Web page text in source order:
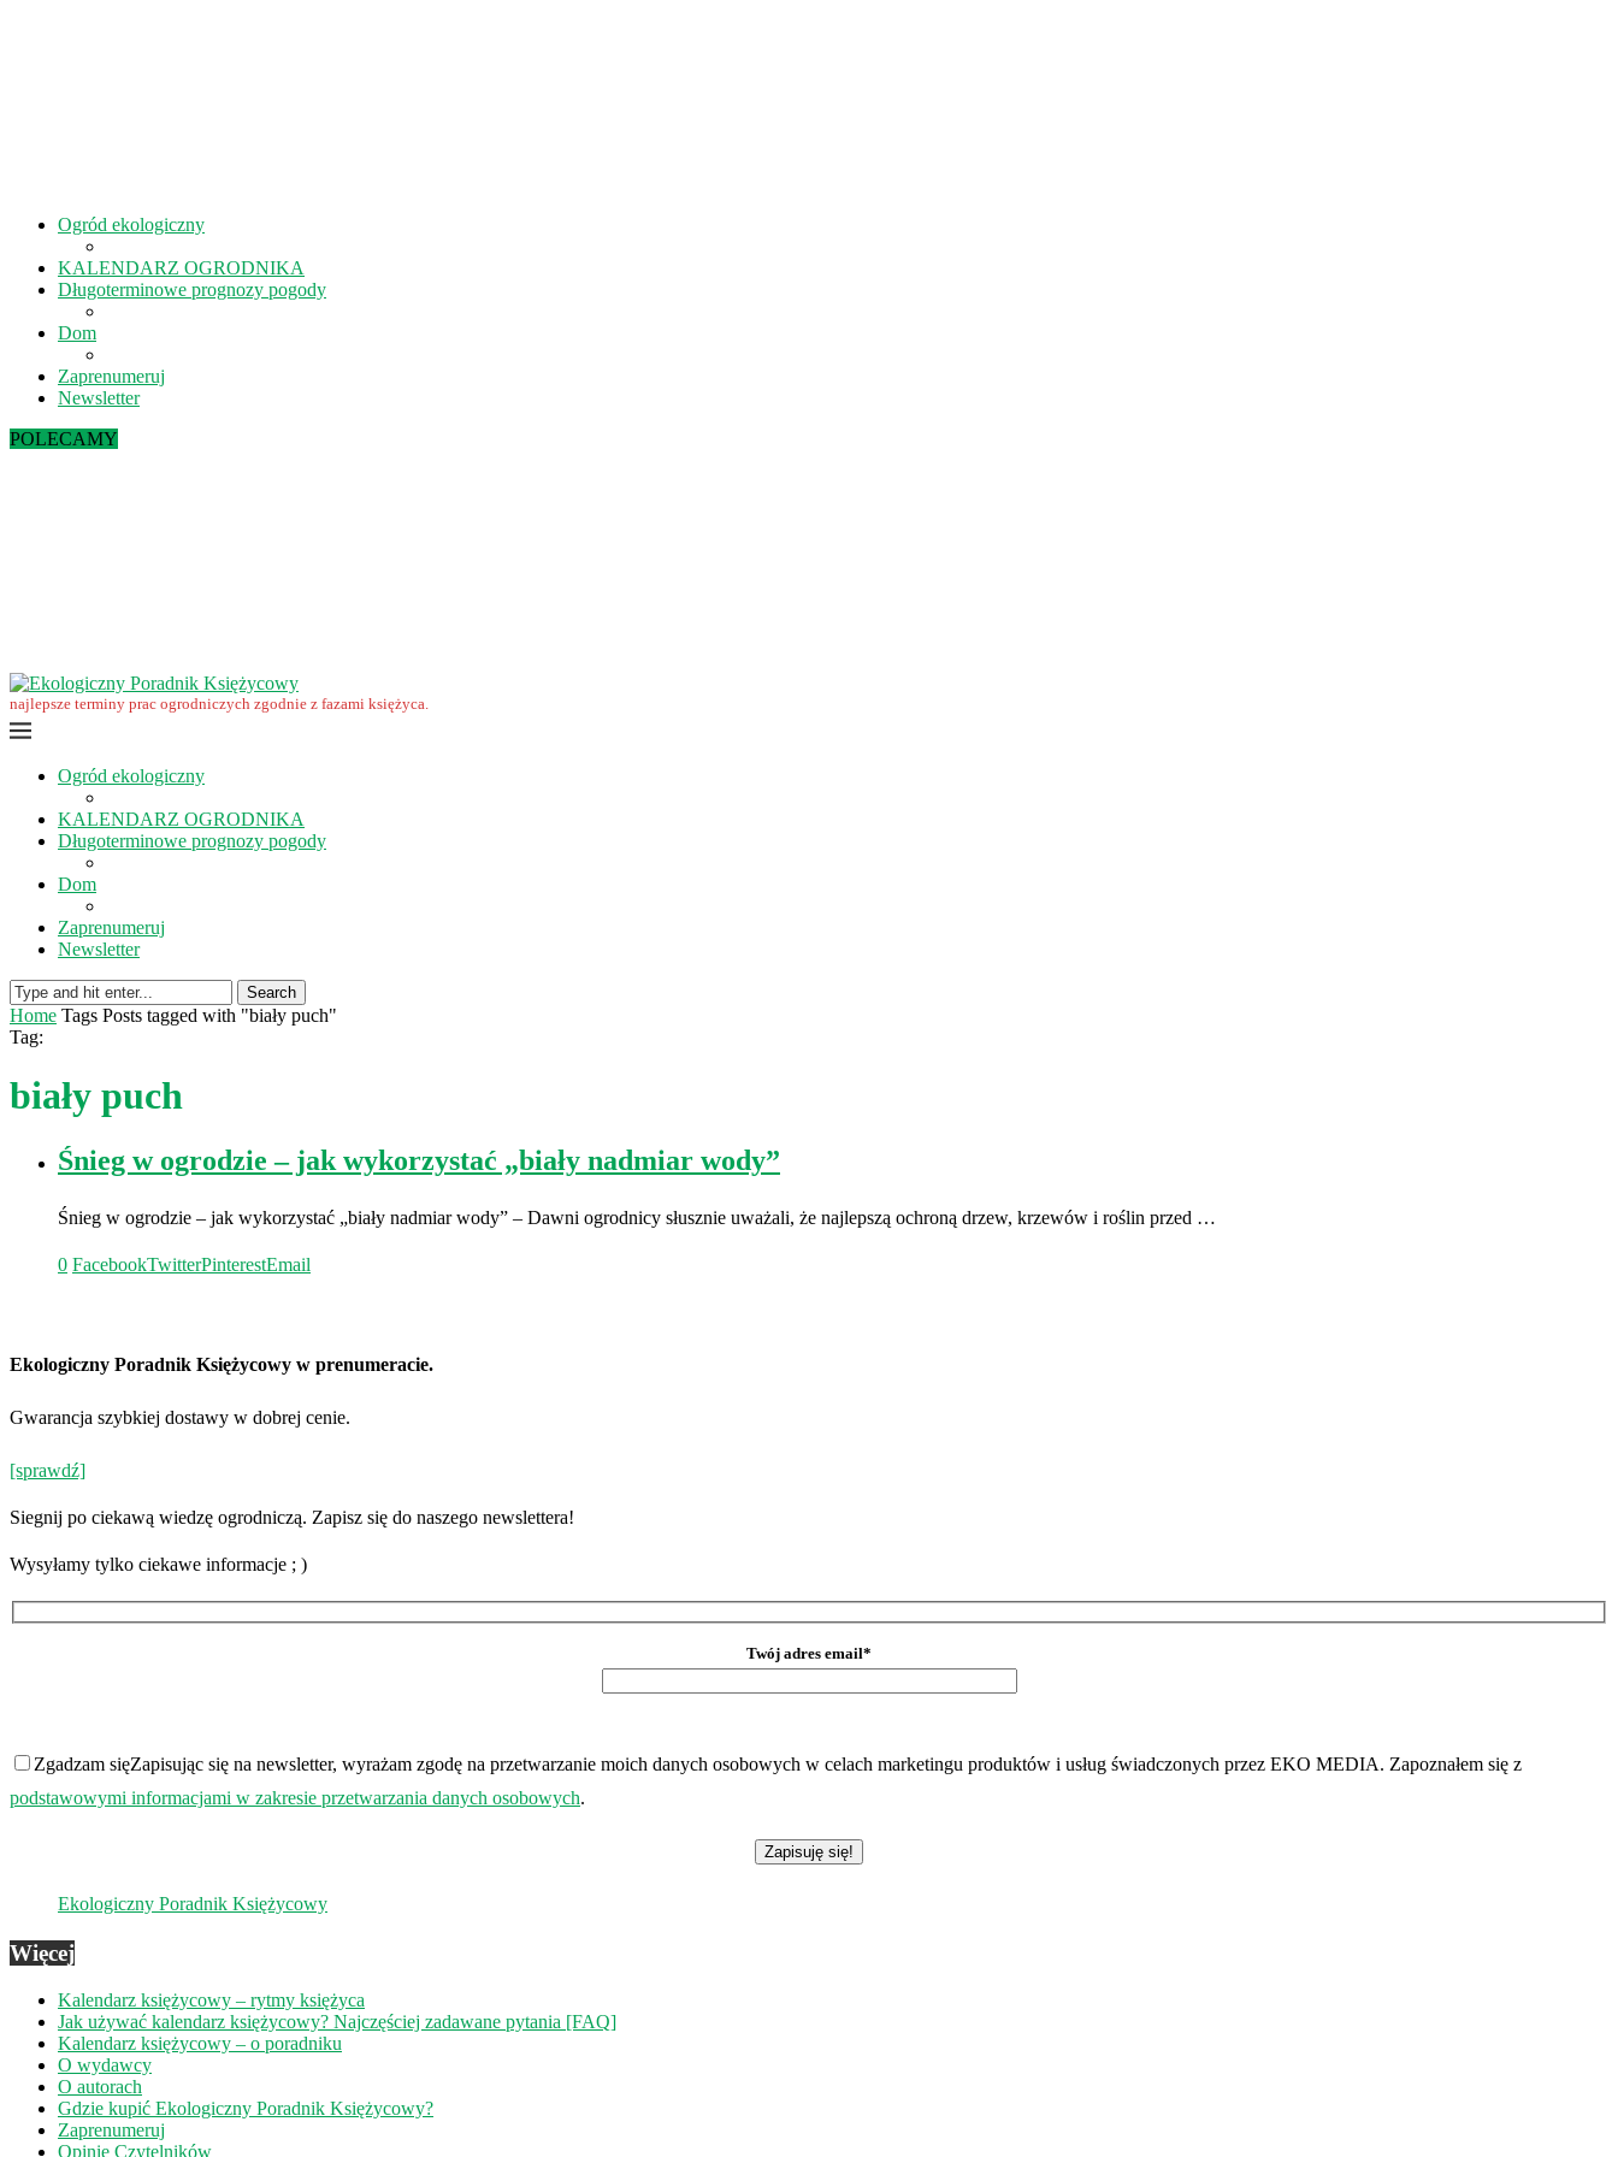
Ogród ekologiczny
KALENDARZ OGRODNIKA
Długoterminowe prognozy pogody
Dom
Zaprenumeruj
Newsletter
POLECAMY
najlepsze terminy prac ogrodniczych zgodnie z fazami księżyca.
Ogród ekologiczny
KALENDARZ OGRODNIKA
Długoterminowe prognozy pogody
Dom
Zaprenumeruj
Newsletter
Search
Home Tags Posts tagged with "biały puch"
Tag:
biały puch
Śnieg w ogrodzie – jak wykorzystać „biały nadmiar wody”
Śnieg w ogrodzie – jak wykorzystać „biały nadmiar wody” – Dawni ogrodnicy słusznie uważali, że najlepszą ochroną drzew, krzewów i roślin przed …
0 FacebookTwitterPinterestEmail
Ekologiczny Poradnik Księżycowy w prenumeracie.
Gwarancja szybkiej dostawy w dobrej cenie.
[sprawdź]
Siegnij po ciekawą wiedzę ogrodniczą. Zapisz się do naszego newslettera!
Wysyłamy tylko ciekawe informacje ; )
Twój adres email*
Zgadzam sięZapisując się na newsletter, wyrażam zgodę na przetwarzanie moich danych osobowych w celach marketingu produktów i usług świadczonych przez EKO MEDIA. Zapoznałem się z
podstawowymi informacjami w zakresie przetwarzania danych osobowych.
Ekologiczny Poradnik Księżycowy
Więcej
Kalendarz księżycowy – rytmy księżyca
Jak używać kalendarz księżycowy? Najczęściej zadawane pytania [FAQ]
Kalendarz księżycowy – o poradniku
O wydawcy
O autorach
Gdzie kupić Ekologiczny Poradnik Księżycowy?
Zaprenumeruj
Opinie Czytelników